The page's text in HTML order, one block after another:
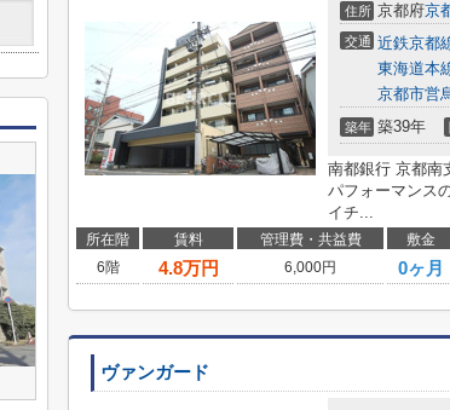
住所 京都府京
交通 近鉄京都
東海道本
京都市営
築年 築39年
南都銀行 京都南
パフォーマンス
イチ...
所在階 賃料 管理費・共益費 敷金
6階
4.8万円 6,000円 0ヶ月
ヴァンガード